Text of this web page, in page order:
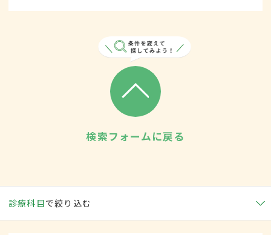
検索フォームに戻る
診療科目で絞り込む